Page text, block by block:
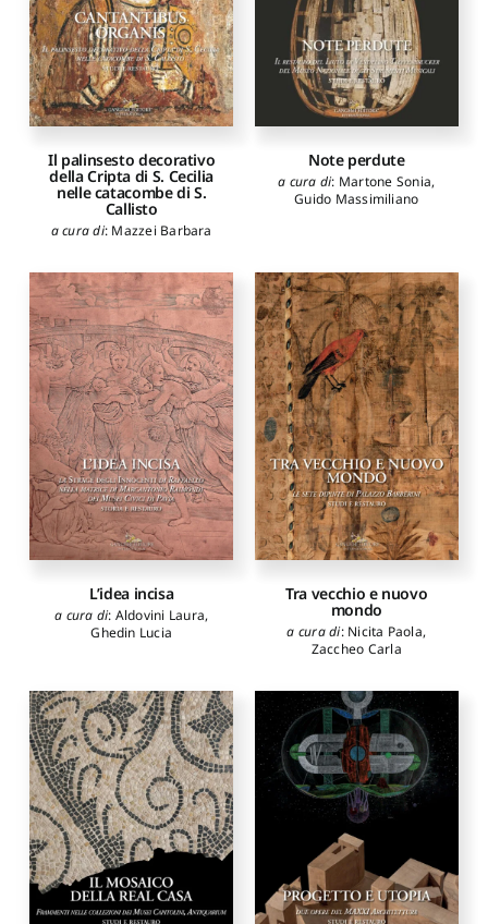
Il palinsesto decorativo
della Cripta di S. Cecilia
nelle catacombe di S.
Callisto
a cura di: Mazzei Barbara
Note perdute
a cura di: Martone Sonia,
Guido Massimiliano
L’idea incisa
a cura di: Aldovini Laura,
Ghedin Lucia
Tra vecchio e nuovo
mondo
a cura di: Nicita Paola,
Zaccheo Carla